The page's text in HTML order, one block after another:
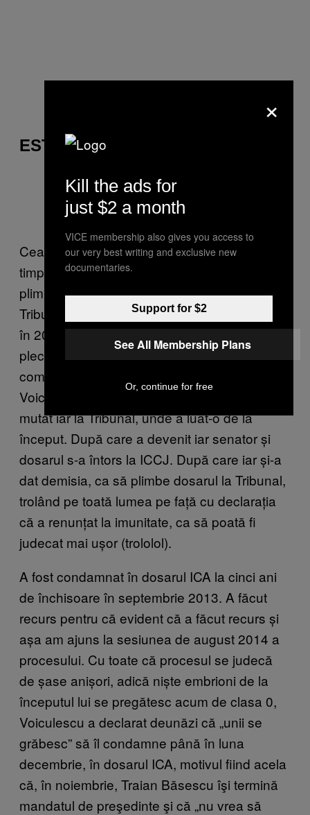
ESTE TROL
Fotovia
Cea mai amuzantă strategie de a trage de
timp, una demnă de filmele cu proști, e
plimbatul dosarului. Omul era anchetat de
Tribunal. Când să ajungă ăia la o concluzie,
în 2012 a ajuns repede senator. Dosarul a
plecat la ICCJ, pentru că brusc a devenit de
competența lor. Aproape de sentință,
Voiculescu și-a dat demisia și dosarul s-a
mutat iar la Tribunal, unde a luat-o de la
început. După care a devenit iar senator și
dosarul s-a întors la ICCJ. După care iar și-a
dat demisia, ca să plimbe dosarul la Tribunal,
trolând pe toată lumea pe față cu declarația
că a renunțat la imunitate, ca să poată fi
judecat mai ușor (trololol).
A fost condamnat în dosarul ICA la cinci ani
de închisoare în septembrie 2013. A făcut
recurs pentru că evident că a făcut recurs și
așa am ajuns la sesiunea de august 2014 a
procesului. Cu toate că procesul se judecă
de șase anișori, adică niște embrioni de la
începutul lui se pregătesc acum de clasa 0,
Voiculescu a declarat deunăzi că „unii se
grăbesc” să îl condamne până în luna
decembrie, în dosarul ICA, motivul fiind acela
că, în noiembrie, Traian Băsescu îşi termină
mandatul de preşedinte şi că „nu vrea să
×
Kill the ads for
just $2 a month
VICE membership also gives you access to
our very best writing and exclusive new
documentaries.
Support for $2
See All Membership Plans
Or, continue for free